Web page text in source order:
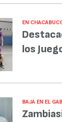
EN
los
BAJA EN EL